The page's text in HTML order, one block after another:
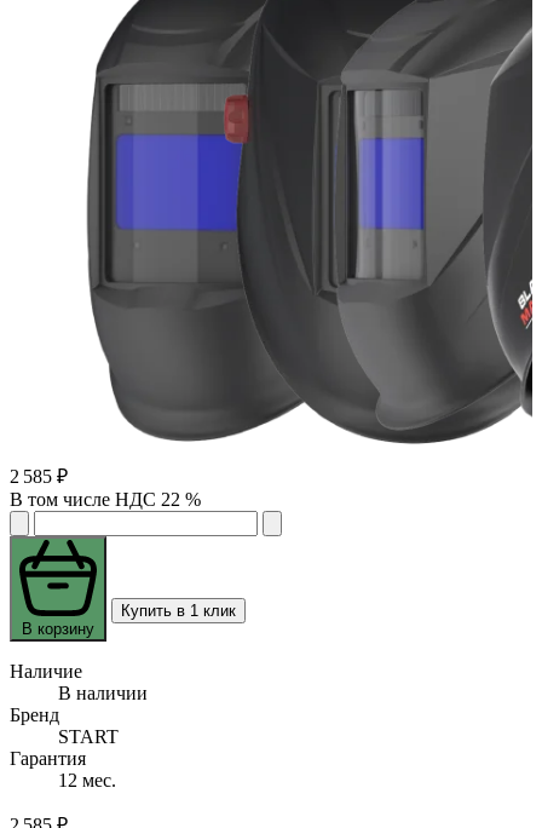
2 585 ₽
В том числе НДС 22 %
В корзину
Купить в 1 клик
Наличие
В наличии
Бренд
START
Гарантия
12 мес.